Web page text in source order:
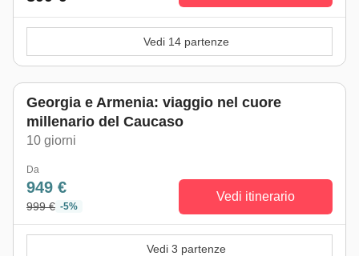
Vedi 14 partenze
Georgia e Armenia: viaggio nel cuore
millenario del Caucaso
10 giorni
Da
949 €
999 € -5%
Vedi itinerario
Vedi 3 partenze